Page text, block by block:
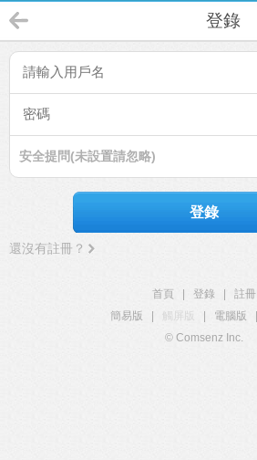
登錄
安全提問(未設置請忽略)
登錄
還沒有註冊？
首頁 登錄
註冊
簡易版
觸屏版 電腦版
© Comsenz Inc.